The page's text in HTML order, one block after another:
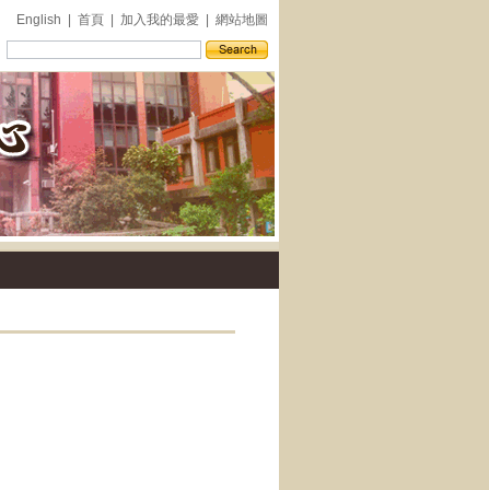
English 首頁 加入我的最愛 網站地圖